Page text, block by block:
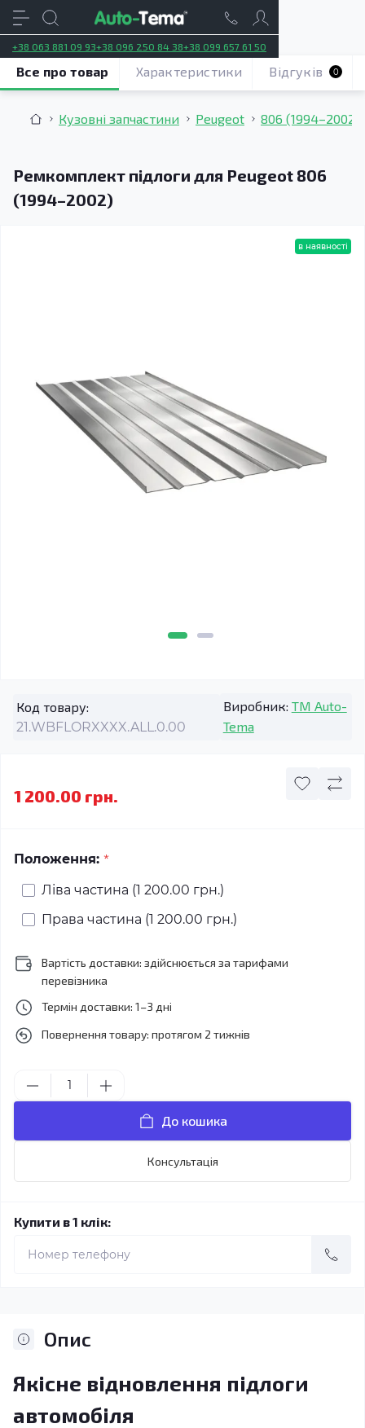
+38 063 881 09 93+38 096 250 84 38+38 099 657 61 50
Кузовні запчастини Peugeot 806 (1994–2002)
Ремкомплект підлоги для Peugeot 806
(1994–2002)
Все про товар Характеристики Відгуків 0
в наявності
Код товару:
21.WBFLORXXXX.ALL.0.00
Виробник: TM Auto-
Tema
1 200.00 грн.
Положення: *
Ліва частина (1 200.00 грн.)
Права частина (1 200.00 грн.)
Вартість доставки: здійснюється за тарифами
перевізника
Термін доставки: 1–3 дні
Повернення товару: протягом 2 тижнів
До кошика
Консультація
Купити в 1 клік:
Опис
Якісне відновлення підлоги
автомобіля